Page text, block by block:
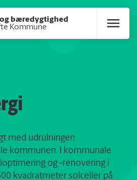
bæredygtighed
Kommune
med udrulningen
kommunen. I kommunale
og -renovering i
kvadratmeter solceller på